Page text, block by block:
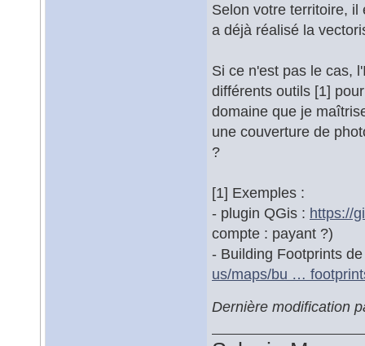
Selon votre territoire,
a déjà réalisé la
Si ce n'est pas le cas,
différents outils [1]
domaine que je
une couverture de
?
[1] Exemples :
- plugin QGis : https://
compte : payant ?)
- Building Footprints
us/maps/bu …
Dernière modification